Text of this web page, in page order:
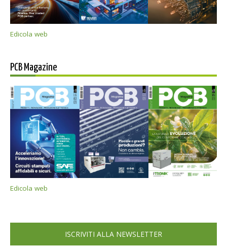
Edicola web
PCB Magazine
Edicola web
ISCRIVITI ALLA NEWSLETTER